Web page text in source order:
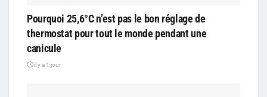
Pourquoi 25,6°C n’est pas le bon réglage de
thermostat pour tout le monde pendant une
canicule
il y a 1 jour